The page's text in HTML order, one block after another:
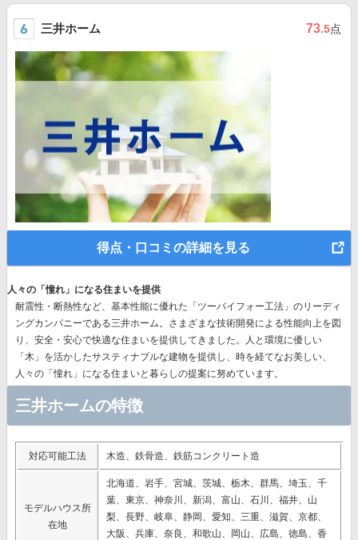
三井ホーム 73.5点
得点・口コミの詳細を見る
人々の「憧れ」になる住まいを提供
耐震性・断熱性など、基本性能に優れた 「ツーバイフォー工法」のリーディ
ングカンパニーである三井ホーム。さまざまな技術開発による性能向上を図
り、安全・安心で快適な住まいを提供してきました。人と環境に優しい
「木」を活かしたサスティナブルな建物を提供し、時を経てなお美しい、
人々の「憧れ」になる住まいと暮らしの提案に努めています。
三井ホームの特徴
対応可能工法 木造、鉄骨造、鉄筋コンクリート造
モデルハウス所
在地
北海道、岩手、宮城、茨城、栃木、群馬、埼玉、千
葉、東京、神奈川、新潟、富山、石川、福井、山
梨、長野、岐阜、静岡、愛知、三重、滋賀、京都、
大阪、兵庫、奈良、和歌山、岡山、広島、徳島、香